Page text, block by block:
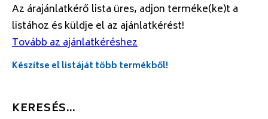
Az árajánlatkérő lista üres, adjon terméke(ke)t a
listához és küldje el az ajánlatkérést!
Tovább az ajánlatkéréshez
Készítse el listáját több termékből!
KERESÉS…